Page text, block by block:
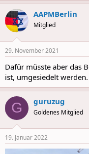
a
c
t
i
s
AAPMBerlin
Mitglied
29. November 2021
Dafür müsste aber das
ist, umgesiedelt werden.
G guruzug
Goldenes Mitglied
19. Januar 2022